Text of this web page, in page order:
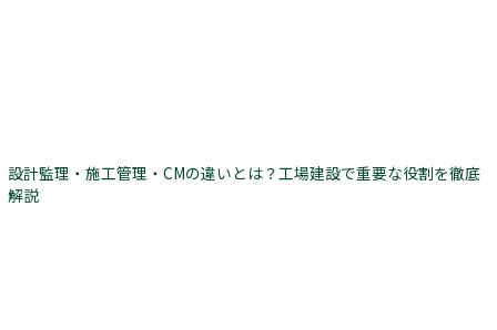
設計監理・施工管理・CMの違いとは？工場建設で重要な役割を徹底
解説